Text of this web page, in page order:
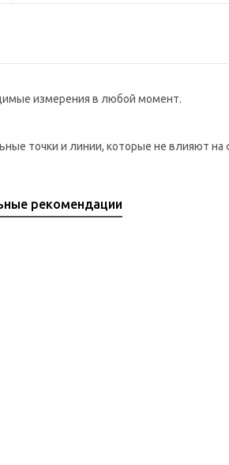
измерения в любой момент.
точки и линии, которые не влияют на
рекомендации